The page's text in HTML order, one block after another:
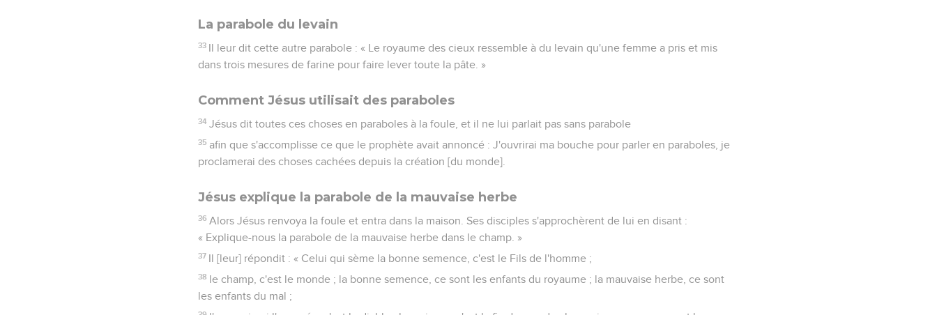
La parabole du levain
33 Il leur dit cette autre parabole : « Le royaume des cieux ressemble à du levain qu'une femme a pris et mis
dans trois mesures de farine pour faire lever toute la pâte. »
Comment Jésus utilisait des paraboles
34 Jésus dit toutes ces choses en paraboles à la foule, et il ne lui parlait pas sans parabole
35 afin que s'accomplisse ce que le prophète avait annoncé : J'ouvrirai ma bouche pour parler en paraboles, je
proclamerai des choses cachées depuis la création [du monde].
Jésus explique la parabole de la mauvaise herbe
36 Alors Jésus renvoya la foule et entra dans la maison. Ses disciples s'approchèrent de lui en disant :
« Explique-nous la parabole de la mauvaise herbe dans le champ. »
37 Il [leur] répondit : « Celui qui sème la bonne semence, c'est le Fils de l'homme ;
38 le champ, c'est le monde ; la bonne semence, ce sont les enfants du royaume ; la mauvaise herbe, ce sont
les enfants du mal ;